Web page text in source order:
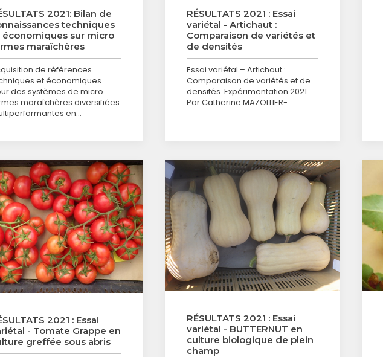
2021: Bilan de
techniques
économiques sur micro
maraîchères
de références
et économiques
des systèmes de micro
maraîchères diversifiées
en…
RÉSULTATS 2021 : Essai
variétal - Artichaut :
Comparaison de variétés et
de densités
Essai variétal – Artichaut :
Comparaison de variétés et de
densités Expérimentation 2021
Par Catherine MAZOLLIER-…
2021 : Essai
- Tomate Grappe en
greffée sous abris
RÉSULTATS 2021 : Essai
variétal - BUTTERNUT en
culture biologique de plein
champ